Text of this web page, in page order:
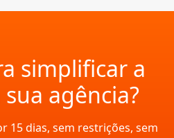
simplificar a
agência?
15 dias, sem restrições, sem